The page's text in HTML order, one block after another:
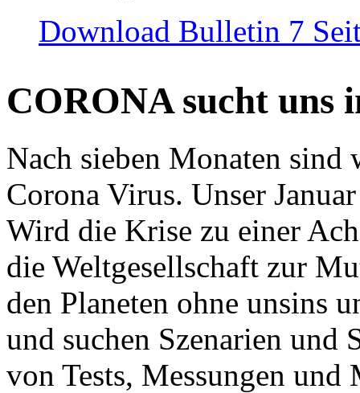
Download Bulletin 7
CORONA sucht uns
Nach sieben Monaten
Corona Virus. Unser
Wird die Krise zu einer
die Weltgesellschaft zur
den Planeten ohne unsins
und suchen Szenarien und
von Tests, Messungen und